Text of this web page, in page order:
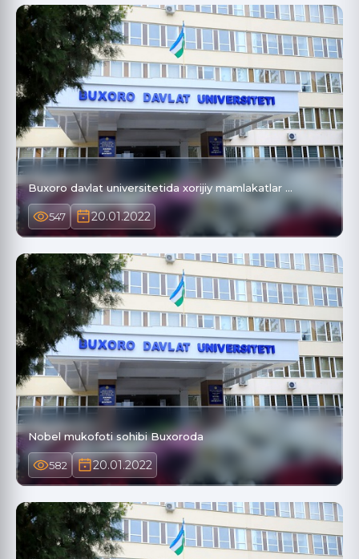
Buxoro davlat universitetida xorijiy mamlakatlar …
547 20.01.2022
Nobel mukofoti sohibi Buxoroda
582 20.01.2022